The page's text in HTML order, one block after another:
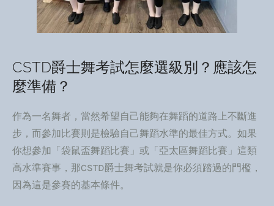
CSTD爵士舞考試怎麼選級別？應該怎
麼準備？
作為一名舞者，當然希望自己能夠在舞蹈的道路上不斷進
步，而參加比賽則是檢驗自己舞蹈水準的最佳方式。如果
你想參加「袋鼠盃舞蹈比賽」或「亞太區舞蹈比賽」這類
高水準賽事，那CSTD爵士舞考試就是你必須踏過的門檻，
因為這是參賽的基本條件。